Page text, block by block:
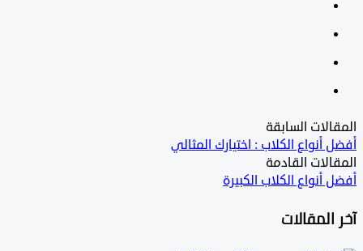
السابقة
الكلاب : اختيارك المثالي
القادمة
الكلاب الكبيرة